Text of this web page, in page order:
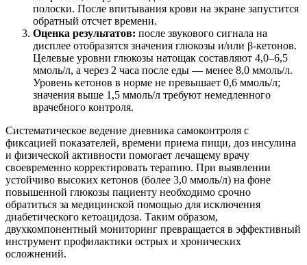
полоски. После впитывания крови на экране запустится
обратный отсчет времени.
Оценка результатов: после звукового сигнала на
дисплее отобразятся значения глюкозы и/или β-кетонов.
Целевые уровни глюкозы натощак составляют 4,0–6,5
ммоль/л, а через 2 часа после еды — менее 8,0 ммоль/л.
Уровень кетонов в норме не превышает 0,6 ммоль/л;
значения выше 1,5 ммоль/л требуют немедленного
врачебного контроля.
Систематическое ведение дневника самоконтроля с
фиксацией показателей, времени приема пищи, доз инсулина
и физической активности помогает лечащему врачу
своевременно корректировать терапию. При выявлении
устойчиво высоких кетонов (более 3,0 ммоль/л) на фоне
повышенной глюкозы пациенту необходимо срочно
обратиться за медицинской помощью для исключения
диабетического кетоацидоза. Таким образом,
двухкомпонентный мониторинг превращается в эффективный
инструмент профилактики острых и хронических
осложнений.